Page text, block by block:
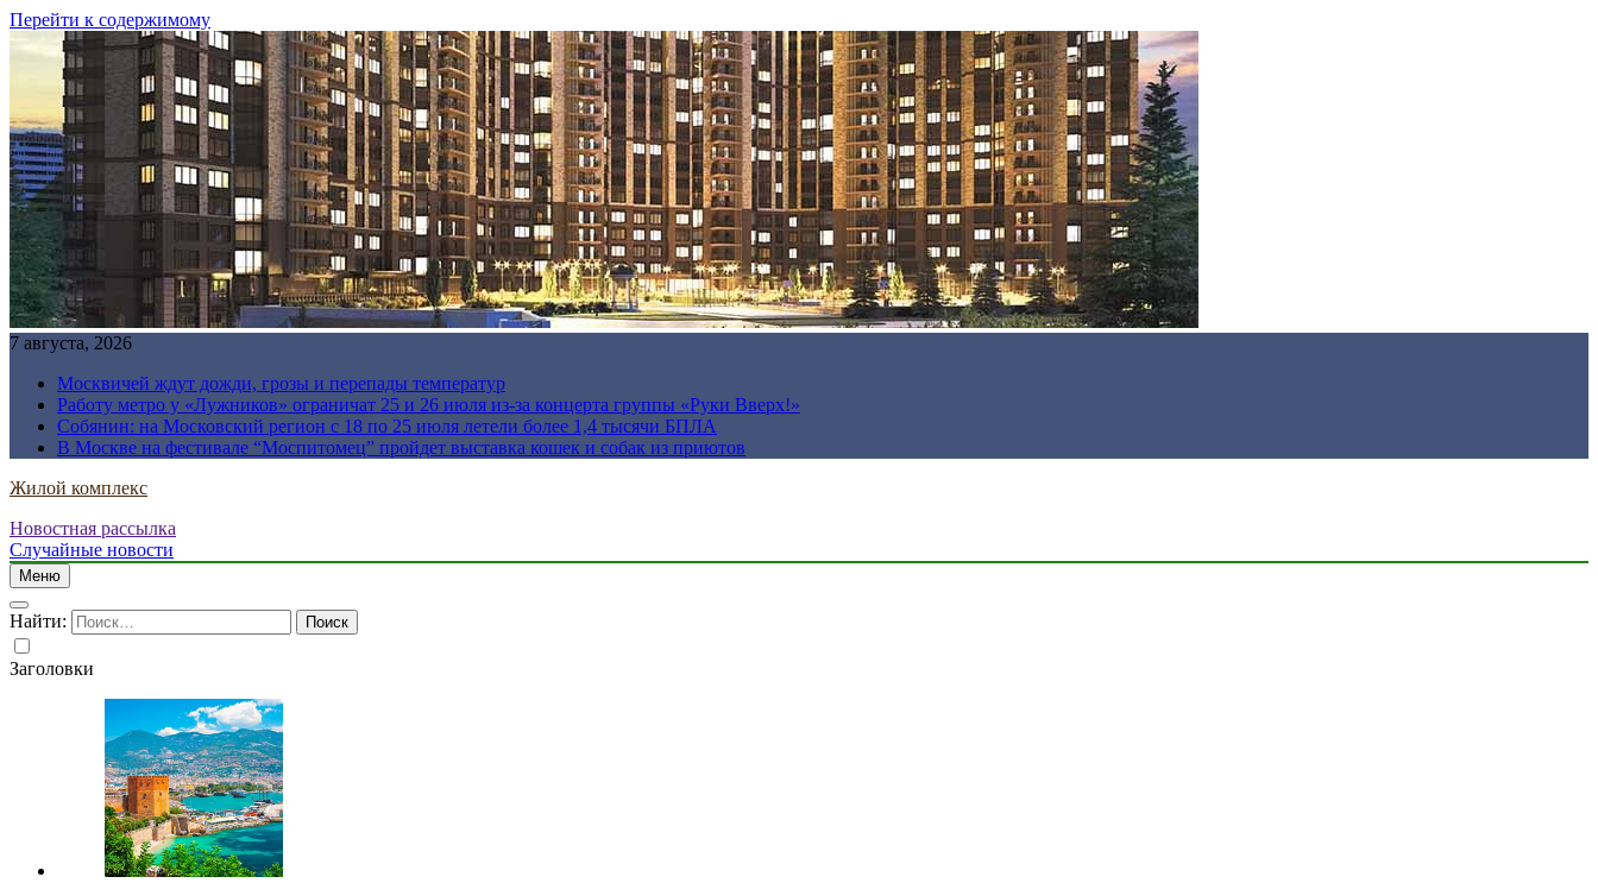
Перейти к содержимому
7 августа, 2026
Москвичей ждут дожди, грозы и перепады температур
Работу метро у «Лужников» ограничат 25 и 26 июля из-за концерта группы «Руки Вверх!»
Собянин: на Московский регион с 18 по 25 июля летели более 1,4 тысячи БПЛА
В Москве на фестивале “Моспитомец” пройдет выставка кошек и собак из приютов
Жилой комплекс
Новостная рассылка
Случайные новости
Меню
Найти:
Заголовки